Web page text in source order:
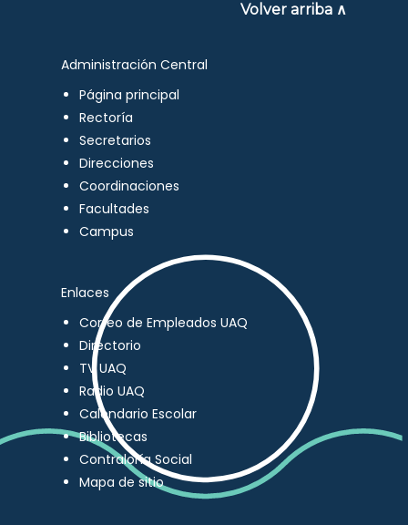
Volver arriba ∧
Administración Central
Página principal
Rectoría
Secretarios
Direcciones
Coordinaciones
Facultades
Campus
Enlaces
Correo de Empleados UAQ
Directorio
TV UAQ
Radio UAQ
Calendario Escolar
Bibliotecas
Contraloría Social
Mapa de sitio